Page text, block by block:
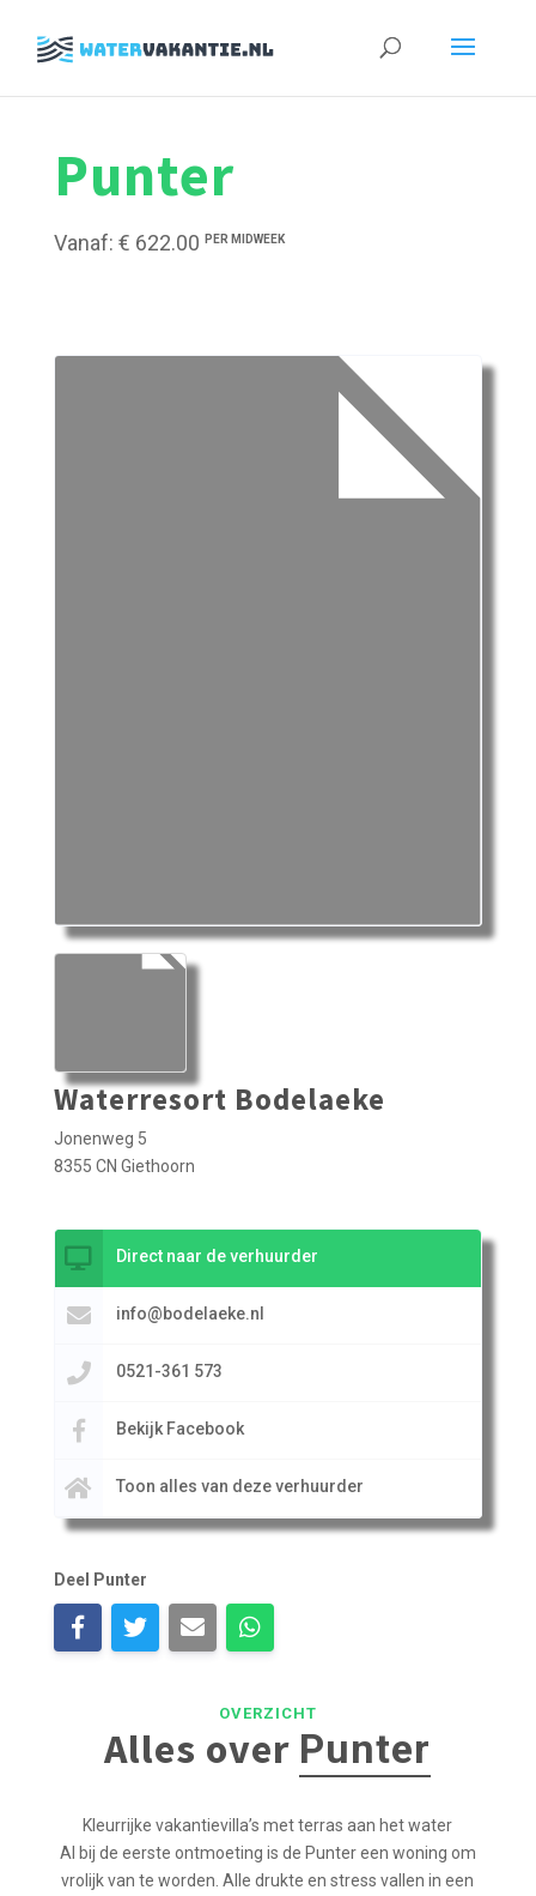
Zoeken
Punter
Vanaf: € 622.00 PER MIDWEEK
Waterresort Bodelaeke
Jonenweg 5
8355 CN Giethoorn
Direct naar de verhuurder
info@bodelaeke.nl
0521-361 573
Bekijk Facebook
Toon alles van deze verhuurder
Deel Punter
OVERZICHT
Alles over Punter
Kleurrijke vakantievilla’s met terras aan het water
Al bij de eerste ontmoeting is de Punter een woning om
vrolijk van te worden. Alle drukte en stress vallen in een